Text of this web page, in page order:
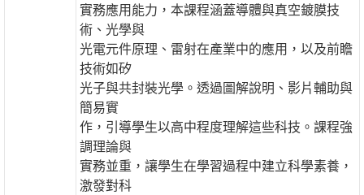
實務應用能力，本課程涵蓋導體與真空鍍膜技
術、光學與
光電元件原理、雷射在產業中的應用，以及前瞻
技術如矽
光子與共封裝光學。透過圖解說明、影片輔助與
簡易實
作，引導學生以高中程度理解這些科技。課程強
調理論與
實務並重，讓學生在學習過程中建立科學素養，
激發對科